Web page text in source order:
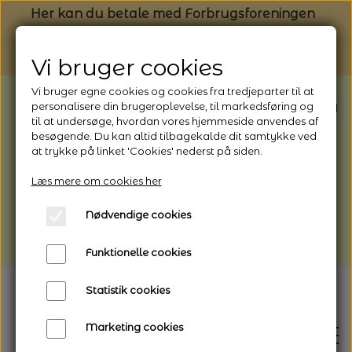
Her kan du betale med Forbrugsforeningen
BEMÆRK: Butikken har ferielukket* fra
1/8 - 9/8 - 2026
*Webshoppen er åben og sender hele
afhentning
Vi gør opmærksom på, at der kan være lidt
længere leveringstid
Vi bruger cookies
Vi bruger egne cookies og cookies fra tredjeparter til at
personalisere din brugeroplevelse, til markedsføring og
til at undersøge, hvordan vores hjemmeside anvendes af
besøgende. Du kan altid tilbagekalde dit samtykke ved
at trykke på linket 'Cookies' nederst på siden.
Læs mere om cookies her
Nødvendige cookies
Funktionelle cookies
Statistik cookies
Marketing cookies